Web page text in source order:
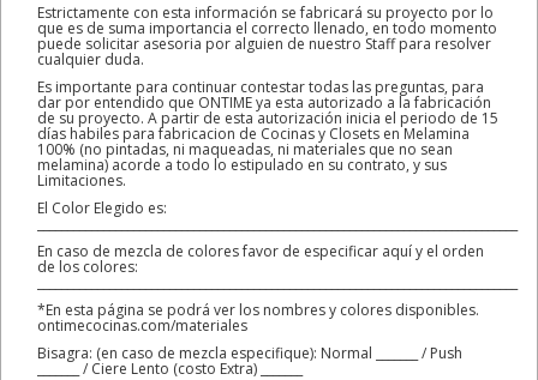
Estrictamente con esta información se fabricará su proyecto por lo
que es de suma importancia el correcto llenado, en todo momento
puede solicitar asesoria por alguien de nuestro Staff para resolver
cualquier duda.
Es importante para continuar contestar todas las preguntas, para
dar por entendido que ONTIME ya esta autorizado a la fabricación
de su proyecto. A partir de esta autorización inicia el periodo de 15
días habiles para fabricacion de Cocinas y Closets en Melamina
100% (no pintadas, ni maqueadas, ni materiales que no sean
melamina) acorde a todo lo estipulado en su contrato, y sus
Limitaciones.
El Color Elegido es:
________________________________________________________________________________
En caso de mezcla de colores favor de especificar aquí y el orden
de los colores:
*En esta página se podrá ver los nombres y colores disponibles.
ontimecocinas.com/materiales
Bisagra: (en caso de mezcla especifique): Normal _______ / Push
_______ / Ciere Lento (costo Extra) _______